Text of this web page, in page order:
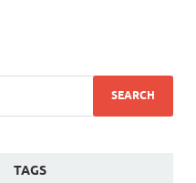
TAGS